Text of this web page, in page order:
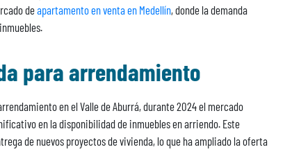
deapartamento en venta en Medellín, donde la demanda
para arrendamiento
en el Valle de Aburrá, durante 2024 el mercado
en la disponibilidad de inmuebles en arriendo. Este
de nuevos proyectos de vivienda, lo que ha ampliado la oferta